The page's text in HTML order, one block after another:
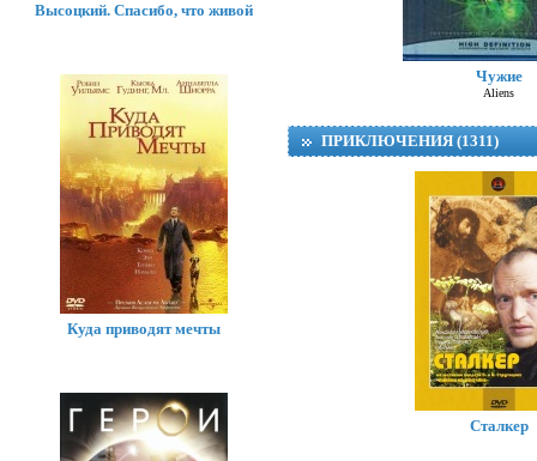
Чужие
Aliens
ПРИКЛЮЧЕНИЯ (1311)
Сталкер
Высоцкий. Спасибо, что живой
Куда приводят мечты